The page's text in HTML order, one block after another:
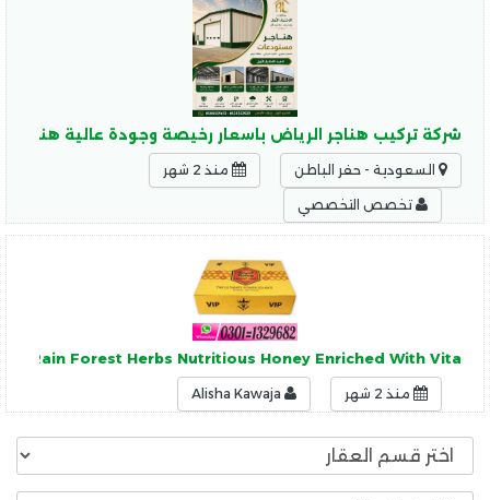
شركة تركيب هناجر الرياض باسعار رخيصة وجودة عالية هناجر
السعودية - حفر الباطن منذ 2 شهر
تخصص التخصصي
Rain Forest Herbs Nutritious Honey Enriched With Vita
منذ 2 شهر